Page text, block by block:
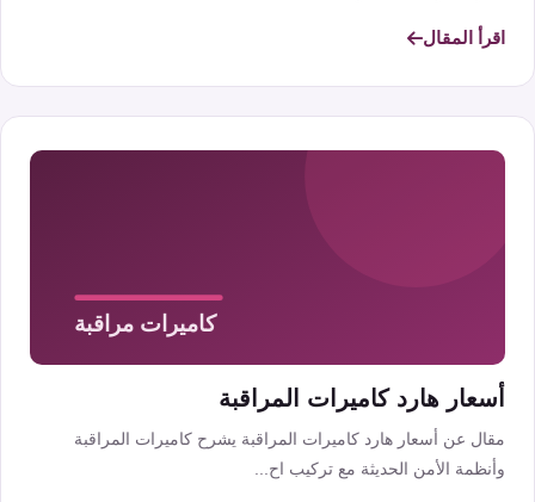
اقرأ المقال
أسعار هارد كاميرات المراقبة
مقال عن أسعار هارد كاميرات المراقبة يشرح كاميرات المراقبة
وأنظمة الأمن الحديثة مع تركيب اح...